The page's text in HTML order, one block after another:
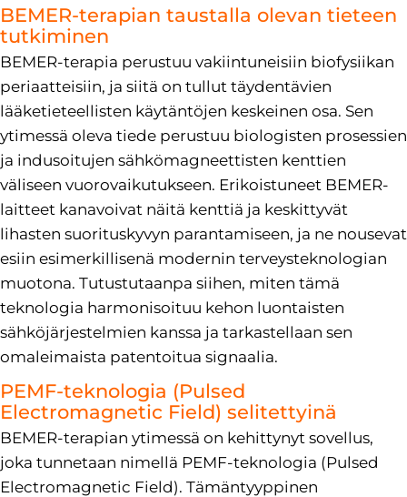
BEMER-terapian taustalla olevan tieteen
tutkiminen
BEMER-terapia perustuu vakiintuneisiin biofysiikan
periaatteisiin, ja siitä on tullut täydentävien
lääketieteellisten käytäntöjen keskeinen osa. Sen
ytimessä oleva tiede perustuu biologisten prosessien
ja indusoitujen sähkömagneettisten kenttien
väliseen vuorovaikutukseen. Erikoistuneet BEMER-
laitteet kanavoivat näitä kenttiä ja keskittyvät
lihasten suorituskyvyn parantamiseen, ja ne nousevat
esiin esimerkillisenä modernin terveysteknologian
muotona. Tutustutaanpa siihen, miten tämä
teknologia harmonisoituu kehon luontaisten
sähköjärjestelmien kanssa ja tarkastellaan sen
omaleimaista patentoitua signaalia.
PEMF-teknologia (Pulsed
Electromagnetic Field) selitettyinä
BEMER-terapian ytimessä on kehittynyt sovellus,
joka tunnetaan nimellä PEMF-teknologia (Pulsed
Electromagnetic Field). Tämäntyyppinen